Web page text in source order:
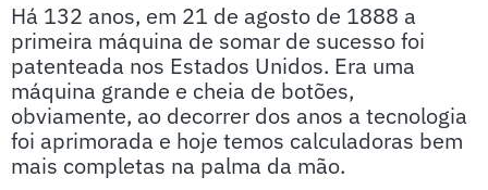
Há 132 anos, em 21 de agosto de 1888 a
primeira máquina de somar de sucesso foi
patenteada nos Estados Unidos. Era uma
máquina grande e cheia de botões,
obviamente, ao decorrer dos anos a tecnologia
foi aprimorada e hoje temos calculadoras bem
mais completas na palma da mão.